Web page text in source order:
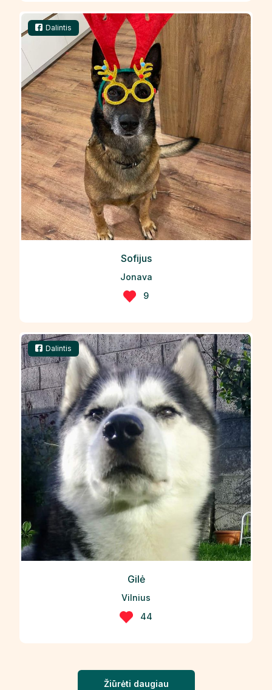
Dalintis
Sofijus
Jonava
9
Dalintis
Gilė
Vilnius
44
Žiūrėti daugiau